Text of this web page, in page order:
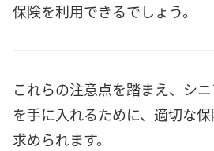
保険を利用できるでしょう。
これらの注意点を踏まえ、シ
を手に入れるために、適切な
求められます。